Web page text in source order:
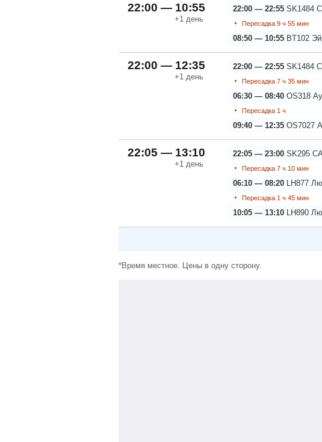
22:00 — 10:55
+1 день
22:00 — 22:55 SK1484
Пересадка 9 ч 55 мин
08:50 — 10:55 BT102
22:00 — 12:35
+1 день
22:00 — 22:55 SK1484
Пересадка 7 ч 35 мин
06:30 — 08:40 OS318
Пересадка 1 ч
09:40 — 12:35 OS7027
22:05 — 13:10
+1 день
22:05 — 23:00 SK295 САС
Пересадка 7 ч 10 мин
06:10 — 08:20 LH877
Пересадка 1 ч 45 мин
10:05 — 13:10 LH890
*Время местное. Цены в одну сторону.